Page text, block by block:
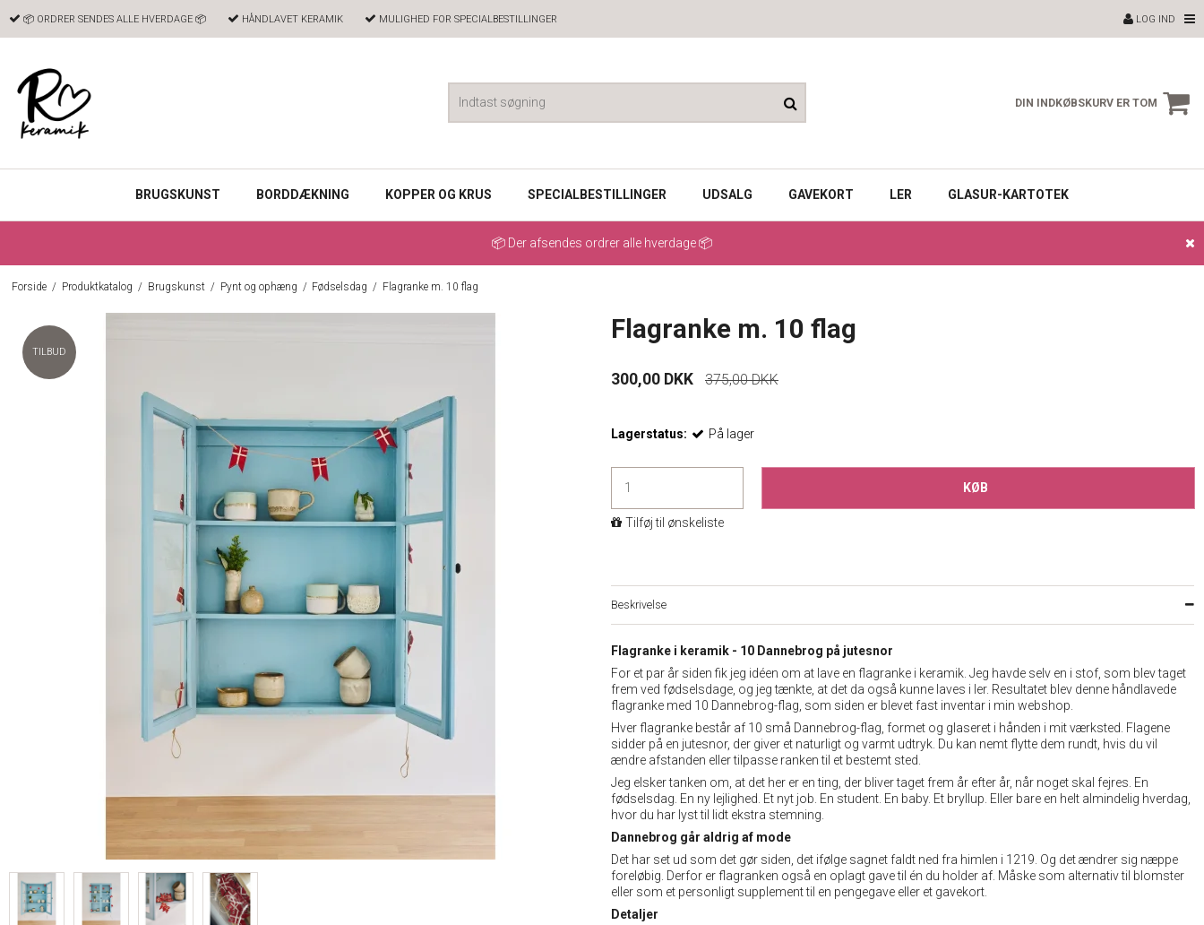
📦 ORDRER SENDES ALLE HVERDAGE 📦 HÅNDLAVET KERAMIK MULIGHED FOR SPECIALBESTILLINGER LOG IND
DIN INDKØBSKURV ER TOM
BRUGSKUNST BORDDÆKNING KOPPER OG KRUS SPECIALBESTILLINGER UDSALG GAVEKORT LER GLASUR-KARTOTEK
📦 Der afsendes ordrer alle hverdage 📦
Forside / Produktkatalog / Brugskunst / Pynt og ophæng / Fødselsdag / Flagranke m. 10 flag
TILBUD
Flagranke m. 10 flag
300,00 DKK 375,00 DKK
Lagerstatus: På lager
KØB
Tilføj til ønskeliste
Beskrivelse
Flagranke i keramik - 10 Dannebrog på jutesnor
For et par år siden fik jeg idéen om at lave en flagranke i keramik. Jeg havde selv en i stof, som blev taget
frem ved fødselsdage, og jeg tænkte, at det da også kunne laves i ler. Resultatet blev denne håndlavede
flagranke med 10 Dannebrog-flag, som siden er blevet fast inventar i min webshop.
Hver flagranke består af 10 små Dannebrog-flag, formet og glaseret i hånden i mit værksted. Flagene
sidder på en jutesnor, der giver et naturligt og varmt udtryk. Du kan nemt flytte dem rundt, hvis du vil
ændre afstanden eller tilpasse ranken til et bestemt sted.
Jeg elsker tanken om, at det her er en ting, der bliver taget frem år efter år, når noget skal fejres. En
fødselsdag. En ny lejlighed. Et nyt job. En student. En baby. Et bryllup. Eller bare en helt almindelig hverdag,
hvor du har lyst til lidt ekstra stemning.
Dannebrog går aldrig af mode
Det har set ud som det gør siden, det ifølge sagnet faldt ned fra himlen i 1219. Og det ændrer sig næppe
foreløbig. Derfor er flagranken også en oplagt gave til én du holder af. Måske som alternativ til blomster
eller som et personligt supplement til en pengegave eller et gavekort.
Detaljer